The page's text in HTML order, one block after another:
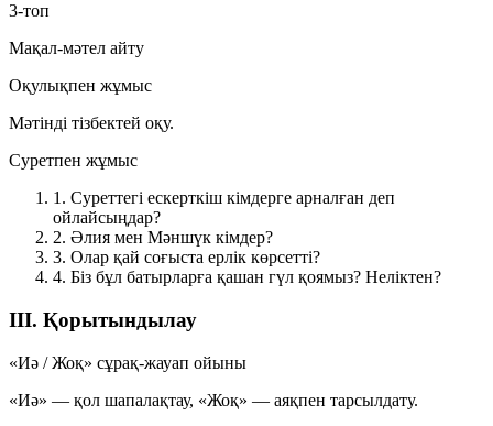
3-топ
Мақал-мәтел айту
Оқулықпен жұмыс
Мәтінді тізбектей оқу.
Суретпен жұмыс
1. Суреттегі ескерткіш кімдерге арналған деп
ойлайсыңдар?
2. Әлия мен Мәншүк кімдер?
3. Олар қай соғыста ерлік көрсетті?
4. Біз бұл батырларға қашан гүл қоямыз? Неліктен?
III. Қорытындылау
«Иә / Жоқ» сұрақ-жауап ойыны
«Иә» — қол шапалақтау, «Жоқ» — аяқпен тарсылдату.